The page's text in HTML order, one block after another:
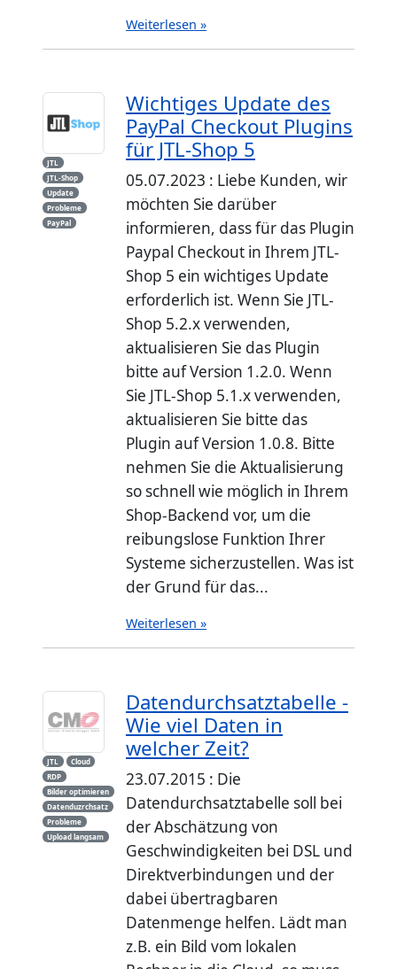
Weiterlesen »
JTL
JTL-Shop
Update
Probleme
PayPal
Wichtiges Update des
PayPal Checkout Plugins
für JTL-Shop 5
05.07.2023 : Liebe Kunden, wir
möchten Sie darüber
informieren, dass für das Plugin
Paypal Checkout in Ihrem JTL-
Shop 5 ein wichtiges Update
erforderlich ist. Wenn Sie JTL-
Shop 5.2.x verwenden,
aktualisieren Sie das Plugin
bitte auf Version 1.2.0. Wenn
Sie JTL-Shop 5.1.x verwenden,
aktualisieren Sie bitte das
Plugin auf Version 1.0.8. Bitte
nehmen Sie die Aktualisierung
so schnell wie möglich in Ihrem
Shop-Backend vor, um die
reibungslose Funktion Ihrer
Systeme sicherzustellen. Was ist
der Grund für das...
Weiterlesen »
JTL
Cloud
RDP
Bilder optimieren
Datenduzrchsatz
Probleme
Upload langsam
Datendurchsatztabelle -
Wie viel Daten in
welcher Zeit?
23.07.2015 : Die
Datendurchsatztabelle soll bei
der Abschätzung von
Geschwindigkeiten bei DSL und
Direktverbindungen und der
dabei übertragbaren
Datenmenge helfen. Lädt man
z.B. ein Bild vom lokalen